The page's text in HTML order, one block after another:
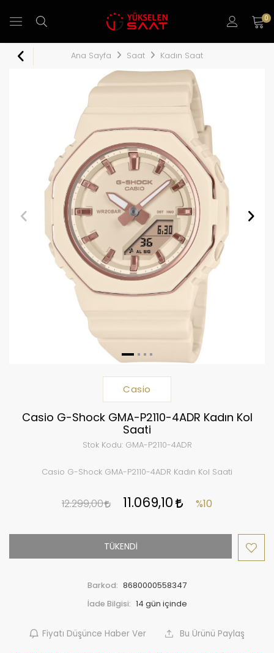
0
Ana Sayfa Saat Kadın Saat
Casio
Casio G-Shock GMA-P2110-4ADR Kadın Kol
Saati
Stok Kodu:GMA-P2110-4ADR
Casio G-Shock GMA-P2110-4ADR Kadın Kol Saati
12.299,00 11.069,10 %10
TÜKENDİ
Barkod: 8680000558347
İade Bilgisi:
Fiyatı Düşünce Haber Ver Bu Ürünü Paylaş